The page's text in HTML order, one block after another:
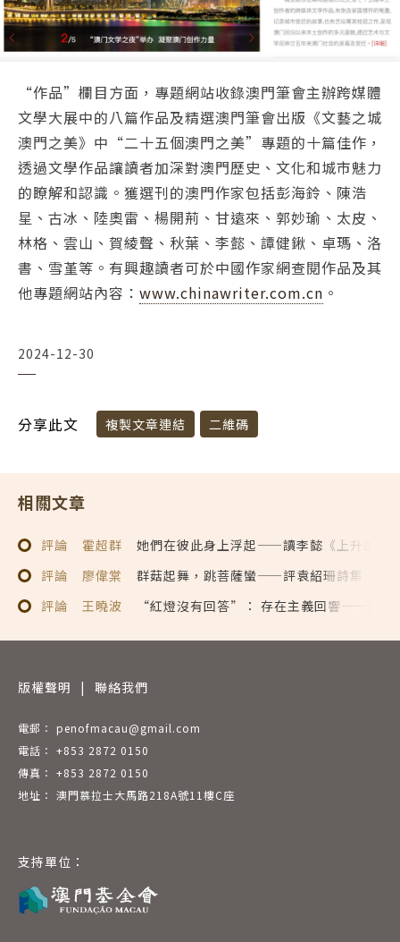
“作品”欄目方面，專題網站收錄澳門筆會主辦跨媒體
文學大展中的八篇作品及精選澳門筆會出版《文藝之城
澳門之美》中“二十五個澳門之美”專題的十篇佳作，
透過文學作品讓讀者加深對澳門歷史、文化和城市魅力
的瞭解和認識。獲選刊的澳門作家包括彭海鈴、陳浩
星、古冰、陸奧雷、楊開荊、甘遠來、郭妙瑜、太皮、
林格、雲山、賀綾聲、秋葉、李懿、譚健鍬、卓瑪、洛
書、雪堇等。有興趣讀者可於中國作家網查閱作品及其
他專題網站內容： www.chinawriter.com.cn 。
2024-12-30
分享此文 複製文章連結 二維碼
相關文章
評論 霍超群
她們在彼此身上浮起——讀李懿《上升的島
評論
廖偉棠
群菇起舞，跳菩薩蠻——評袁紹珊詩集《普
評論
王曉波 “紅燈沒有回答”： 存在主義回響——評陸
版權聲明 | 聯絡我們
電郵： penofmacau@gmail.com
電話： +853 2872 0150
傳真： +853 2872 0150
地址： 澳門慕拉士大馬路218A號11樓C座
支持單位：